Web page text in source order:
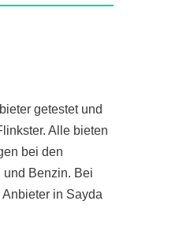
getestet und
Alle bieten
bei den
und Benzin. Bei
in Sayda